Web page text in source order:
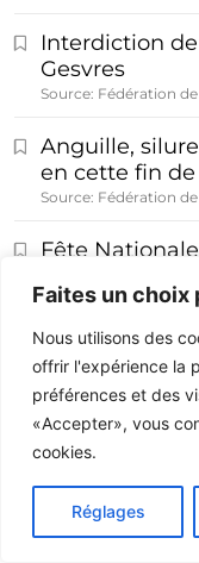
Faites un choix
Nous utilisons des
offrir l'expérience la
préférences et des
«Accepter», vous
cookies.
Réglages
Interdiction
Gesvres
Source: Fédération
Anguille,
en cette fin
Source: Fédération
Fête
consultation
Brivet
Source: Fédération
1
Recevez nos